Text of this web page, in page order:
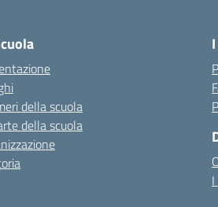
della scuola
della scuola